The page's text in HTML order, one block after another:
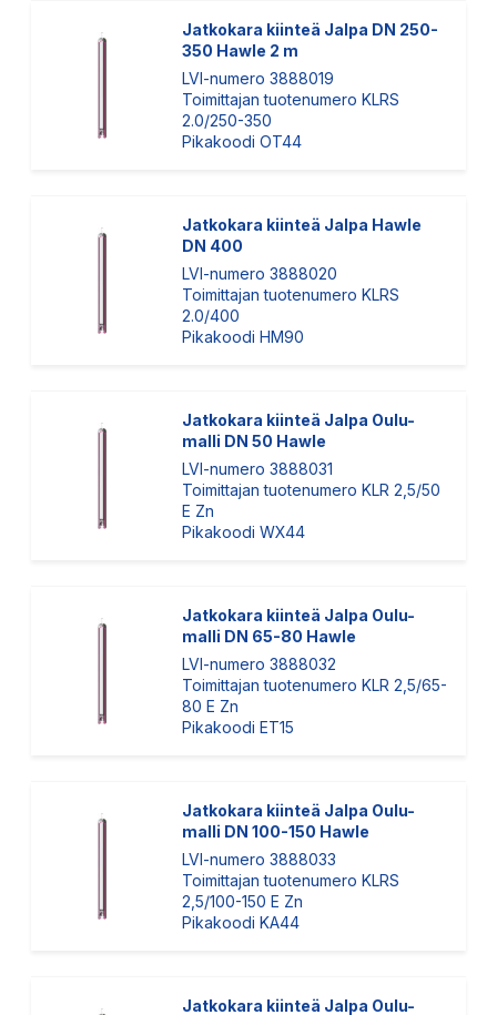
Jatkokara kiinteä Jalpa DN 250-
350 Hawle 2 m
LVI-numero 3888019
Toimittajan tuotenumero KLRS
2.0/250-350
Pikakoodi OT44
Jatkokara kiinteä Jalpa Hawle
DN 400
LVI-numero 3888020
Toimittajan tuotenumero KLRS
2.0/400
Pikakoodi HM90
Jatkokara kiinteä Jalpa Oulu-
malli DN 50 Hawle
LVI-numero 3888031
Toimittajan tuotenumero KLR 2,5/50
E Zn
Pikakoodi WX44
Jatkokara kiinteä Jalpa Oulu-
malli DN 65-80 Hawle
LVI-numero 3888032
Toimittajan tuotenumero KLR 2,5/65-
80 E Zn
Pikakoodi ET15
Jatkokara kiinteä Jalpa Oulu-
malli DN 100-150 Hawle
LVI-numero 3888033
Toimittajan tuotenumero KLRS
2,5/100-150 E Zn
Pikakoodi KA44
Jatkokara kiinteä Jalpa Oulu-